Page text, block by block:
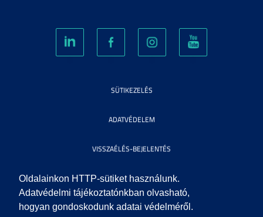
Oldalainkon HTTP-sütiket használunk.
Adatvédelmi tájékoztatónkban olvasható,
hogyan gondoskodunk adatai védelméről.
SÜTIKEZELÉS
ADATVÉDELEM
VISSZAÉLÉS-BEJELENTÉS
KÖZÉRDEKŰ ADATOK
IMPRESSZUM